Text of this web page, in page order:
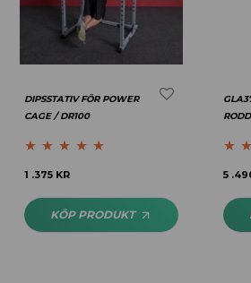
DIPSSTATIV FÖR POWER
CAGE / DR100
Betygsatt
1 .375 KR
KÖP PRODUKT
5